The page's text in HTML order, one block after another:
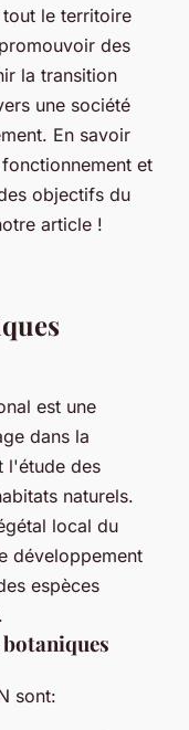
le territoire
des
la transition
une société
En savoir
et
objectifs du
article !
est une
dans la
l'étude des
naturels.
local du
développement
espèces
sont: